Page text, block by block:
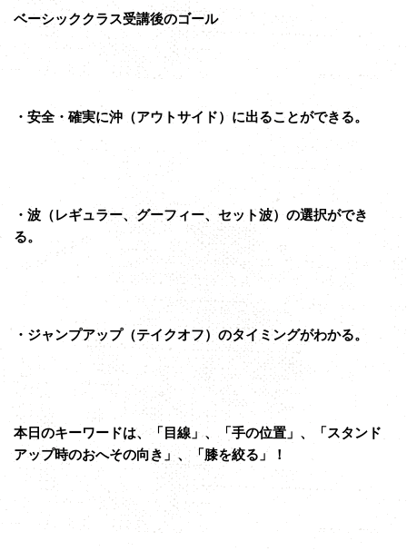
ベーシッククラス受講後のゴール
・安全・確実に沖（アウトサイド）に出ることができる。
・波（レギュラー、グーフィー、セット波）の選択ができ
る。
・ジャンプアップ（テイクオフ）のタイミングがわかる。
本日のキーワードは、「目線」、「手の位置」、「スタンド
アップ時のおへその向き」、「膝を絞る」！